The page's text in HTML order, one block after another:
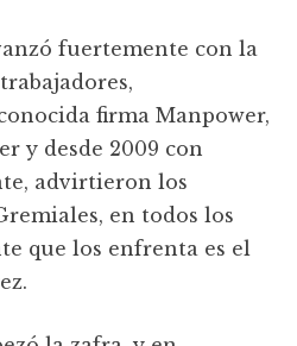
fuertemente con la
firma Manpower,
y desde 2009 con
advirtieron los
en todos los
que los enfrenta es el